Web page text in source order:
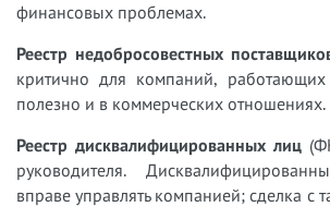
финансовых проблемах.
Реестр недобросовестных
критично для компаний, работающих
полезно и в коммерческих отношениях.
Реестр дисквалифицированных лиц
руководителя.
вправе управлять компанией; сделка с